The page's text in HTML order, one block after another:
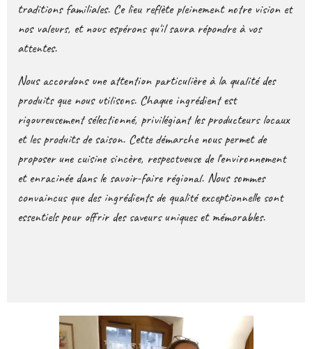
traditions familiales. Ce lieu reflète pleinement notre vision et
nos valeurs, et nous espérons qu'il saura répondre à vos
attentes.
Nous accordons une attention particulière à la qualité des
produits que nous utilisons. Chaque ingrédient est
rigoureusement sélectionné, privilégiant les producteurs locaux
et les produits de saison. Cette démarche nous permet de
proposer une cuisine sincère, respectueuse de l'environnement
et enracinée dans le savoir-faire régional. Nous sommes
convaincus que des ingrédients de qualité exceptionnelle sont
essentiels pour offrir des saveurs uniques et mémorables.